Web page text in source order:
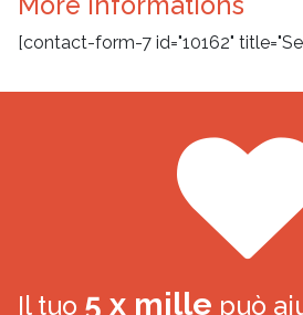
[contact-form-7 id="10162"
Il tuo 5 x mille può